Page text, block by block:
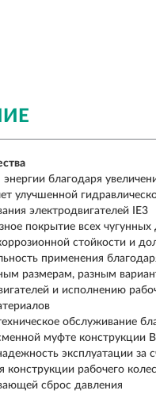
благодаря
улучшенной
электродвигателей IE3
покрытие всех чугунных
стойкости и
применения
размерам, разным
и исполнению
обслуживание
муфте конструкции
эксплуатации за
конструкции рабочего
сброс давления